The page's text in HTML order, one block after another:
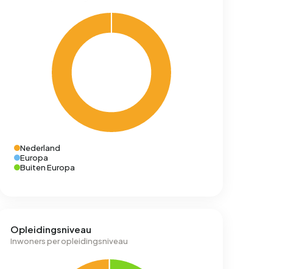
Nederland
Europa
Buiten Europa
Opleidingsniveau
Inwoners per opleidingsniveau